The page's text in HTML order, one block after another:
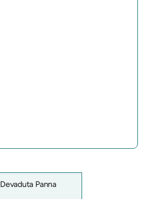
Devaduta Panna